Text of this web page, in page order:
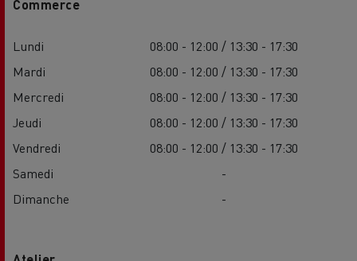
Commerce
Lundi
08:00 - 12:00 / 13:30 - 17:30
Mardi
08:00 - 12:00 / 13:30 - 17:30
Mercredi
08:00 - 12:00 / 13:30 - 17:30
Jeudi
08:00 - 12:00 / 13:30 - 17:30
Vendredi
08:00 - 12:00 / 13:30 - 17:30
Samedi
-
Dimanche
-